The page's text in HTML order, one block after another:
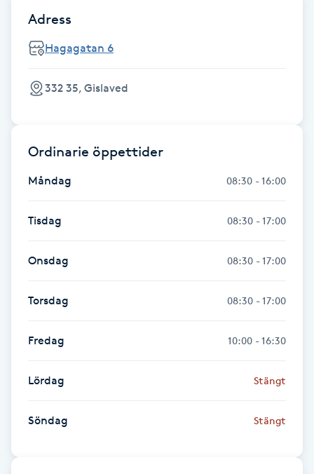
Laserbehandling
Lashlift Keratin
LED-ljusterapi
LPG
LPG-behandling
LPG-massage
Luggklippning
Lymfmassage
Läpptatuering
Makeup
Adress
Hagagatan 6
332 35, Gislaved
Ordinarie öppettider
Måndag 08:30 - 16:00
Tisdag 08:30 - 17:00
Onsdag 08:30 - 17:00
Torsdag 08:30 - 17:00
Fredag 10:00 - 16:30
Lördag Stängt
Söndag Stängt